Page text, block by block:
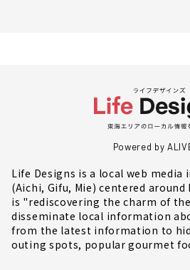
Powered by
Life Designs is a local web media
(Aichi, Gifu, Mie) centered around
is "rediscovering the charm of
disseminate local information
from the latest information to
outing spots, popular gourmet